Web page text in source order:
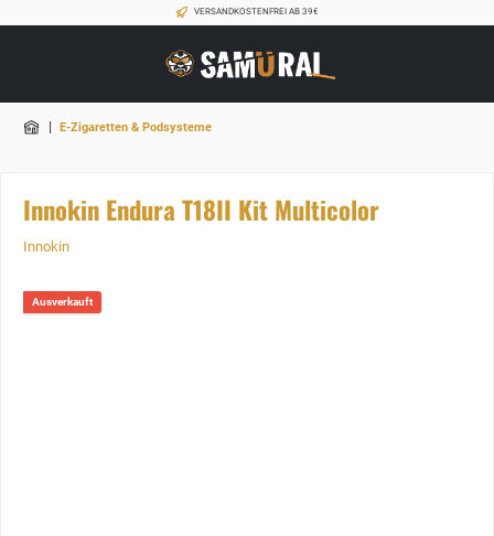
VERSANDKOSTENFREI AB 39€
| E-Zigaretten & Podsysteme
Innokin Endura T18II Kit Multicolor
Innokin
Ausverkauft